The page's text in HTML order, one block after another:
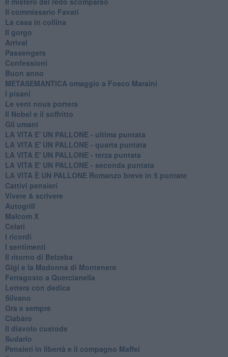
Il commissario Favati
La casa in collina
Il gorgo
Arrival
Passengers
Confessioni
Buon anno
METASEMANTICA omaggio a Fosco Maraini
I pisani
Le vent nous portera
Il Nobel e il soffritto
Gli umani
LA VITA E' UN PALLONE - ultima puntata
LA VITA E' UN PALLONE - quarta puntata
LA VITA E' UN PALLONE - terza puntata
LA VITA E' UN PALLONE - seconda puntata
LA VITA È UN PALLONE Romanzo breve in 5 puntate
Cattivi pensieri
Vivere & scrivere
Autogrill
Malcom X
Celati
I ricordi
I sentimenti
Il ritorno di Belzeba
Gigi e la Madonna di Montenero
Ferragosto a Quercianella
Lettera con dedica
Silvano
Ora e sempre
Ciabàro
Il diavolo custode
Sudario
Pensieri in libertà e il compagno Maffei